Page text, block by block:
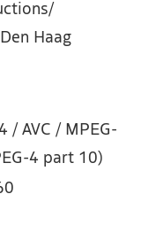
Haag
/ AVC / MPEG-
4 part 10)